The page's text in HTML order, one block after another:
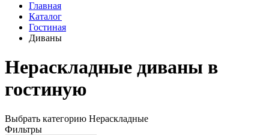
Главная
Каталог
Гостиная
Диваны
Нераскладные диваны в
гостиную
Выбрать категорию Нераскладные
Фильтры